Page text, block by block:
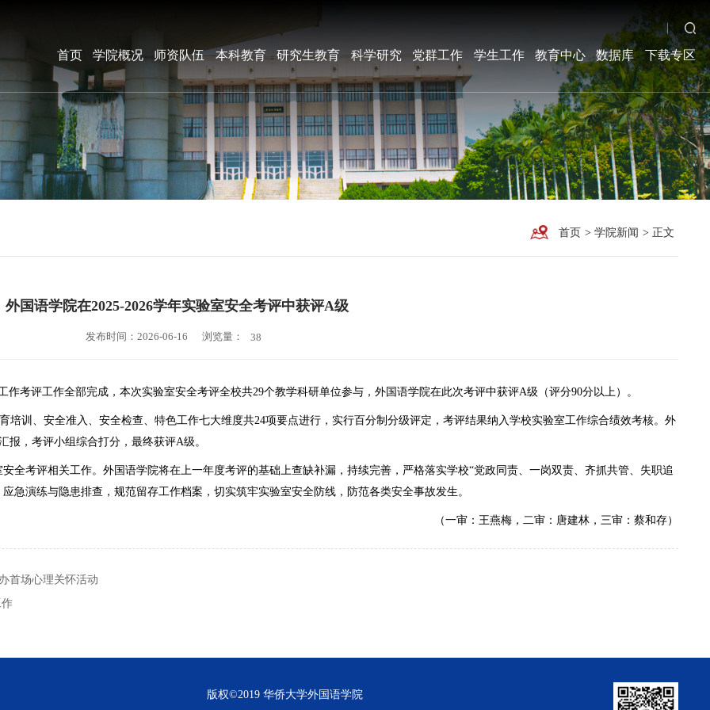
首页 学院概况 师资队伍 本科教育 研究生教育 科学研究 党群工作 学生工作 教育中心 数据库 下载专区
首页 > 学院新闻 > 正文
外国语学院在2025-2026学年实验室安全考评中获评A级
发布时间：2026-06-16 浏览量： 38
作考评工作全部完成，本次实验室安全考评全校共29个教学科研单位参与，外国语学院在此次考评中获评A级（评分90分以上）。
培训、安全准入、安全检查、特色工作七大维度共24项要点进行，实行百分制分级评定，考评结果纳入学校实验室工作综合绩效考核。外
，考评小组综合打分，最终获评A级。
全考评相关工作。外国语学院将在上一年度考评的基础上查缺补漏，持续完善，严格落实学校“党政同责、一岗双责、齐抓共管、失职追
急演练与隐患排查，规范留存工作档案，切实筑牢实验室安全防线，防范各类安全事故发生。
（一审：王燕梅，二审：唐建林，三审：蔡和存）
首场心理关怀活动
版权©2019 华侨大学外国语学院